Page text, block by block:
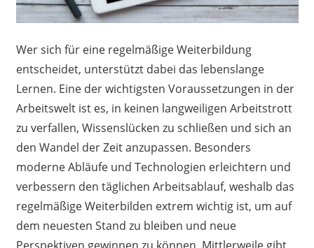
Wer sich für eine regelmäßige Weiterbildung
entscheidet, unterstützt dabei das lebenslange
Lernen. Eine der wichtigsten Voraussetzungen in der
Arbeitswelt ist es, in keinen langweiligen Arbeitstrott
zu verfallen, Wissenslücken zu schließen und sich an
den Wandel der Zeit anzupassen. Besonders
moderne Abläufe und Technologien erleichtern und
verbessern den täglichen Arbeitsablauf, weshalb das
regelmäßige Weiterbilden extrem wichtig ist, um auf
dem neuesten Stand zu bleiben und neue